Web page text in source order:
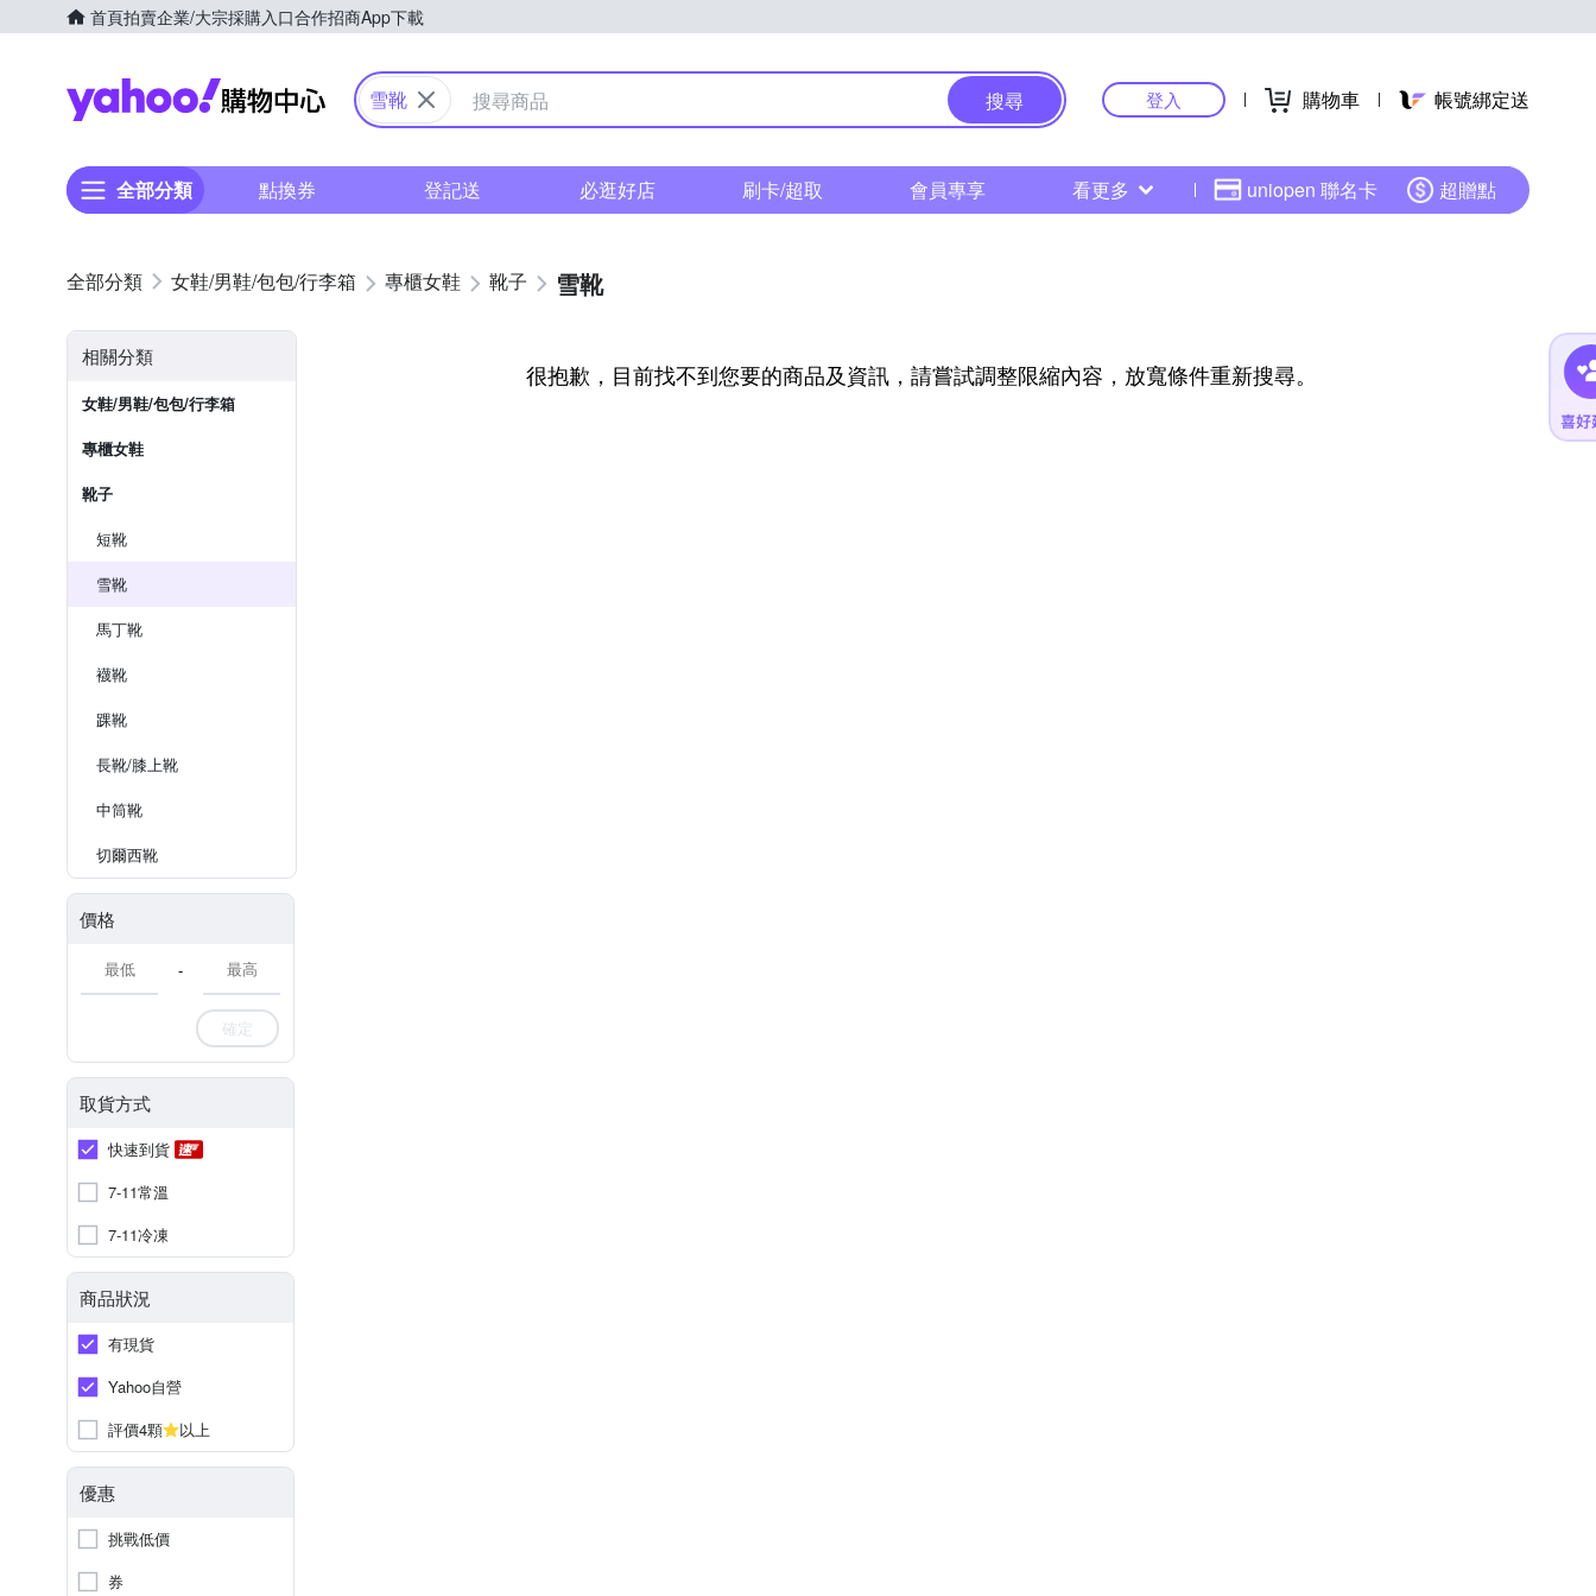
首頁拍賣企業/大宗採購入口合作招商App下載
Yahoo購物中心
雪靴 搜尋 登入 購物車 帳號綁定送
全部分類 點換券 登記送 必逛好店 刷卡/超取 會員專享 看更多 uniopen 聯名卡 超贈點
女鞋/男鞋/包包/行李箱 專櫃女鞋 靴子 雪靴
相關分類
女鞋/男鞋/包包/行李箱
專櫃女鞋
靴子
短靴
雪靴
馬丁靴
襪靴
踝靴
長靴/膝上靴
中筒靴
切爾西靴
價格
-
確定
取貨方式
快速到貨
7-11常溫
7-11冷凍
商品狀況
有現貨
Yahoo自營
評價4顆
以上
優惠
挑戰低價
券
很抱歉，目前找不到您要的商品及資訊，請嘗試調整限縮內容，放寬條件重新搜尋。